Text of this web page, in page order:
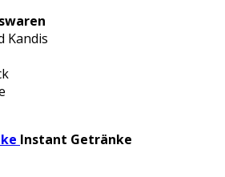
Kandis
Instant Getränke